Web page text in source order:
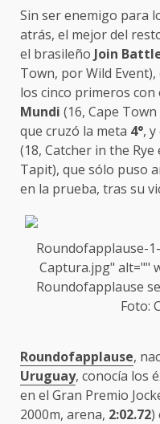
Sin ser enemigo para
atrás, el mejor del
el brasileño Join
Town, por Wild
los cinco primeros
Mundi (16, Cape
que cruzó la meta 4°,
(18, Catcher in the
Tapit), que sólo puso
en la prueba, tras su
Roundofapplause-
Captura.jpg" alt=""
Roundofapplause
Foto:
Roundofapplause,
Uruguay, conocía los
en el Gran Premio
2000m, arena, 2:02.72)